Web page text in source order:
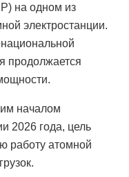
на одном из
электростанции.
продолжается
началом
2026 года, цель
работу атомной